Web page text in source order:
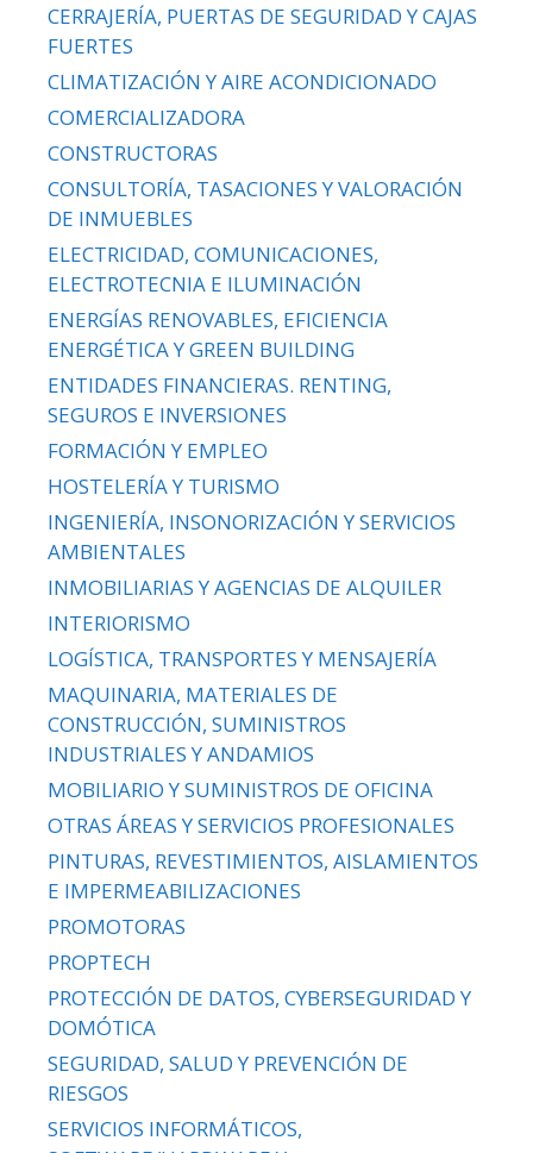
CERRAJERÍA, PUERTAS DE SEGURIDAD Y CAJAS
FUERTES
CLIMATIZACIÓN Y AIRE ACONDICIONADO
COMERCIALIZADORA
CONSTRUCTORAS
CONSULTORÍA, TASACIONES Y VALORACIÓN
DE INMUEBLES
ELECTRICIDAD, COMUNICACIONES,
ELECTROTECNIA E ILUMINACIÓN
ENERGÍAS RENOVABLES, EFICIENCIA
ENERGÉTICA Y GREEN BUILDING
ENTIDADES FINANCIERAS. RENTING,
SEGUROS E INVERSIONES
FORMACIÓN Y EMPLEO
HOSTELERÍA Y TURISMO
INGENIERÍA, INSONORIZACIÓN Y SERVICIOS
AMBIENTALES
INMOBILIARIAS Y AGENCIAS DE ALQUILER
INTERIORISMO
LOGÍSTICA, TRANSPORTES Y MENSAJERÍA
MAQUINARIA, MATERIALES DE
CONSTRUCCIÓN, SUMINISTROS
INDUSTRIALES Y ANDAMIOS
MOBILIARIO Y SUMINISTROS DE OFICINA
OTRAS ÁREAS Y SERVICIOS PROFESIONALES
PINTURAS, REVESTIMIENTOS, AISLAMIENTOS
E IMPERMEABILIZACIONES
PROMOTORAS
PROPTECH
PROTECCIÓN DE DATOS, CYBERSEGURIDAD Y
DOMÓTICA
SEGURIDAD, SALUD Y PREVENCIÓN DE
RIESGOS
SERVICIOS INFORMÁTICOS,